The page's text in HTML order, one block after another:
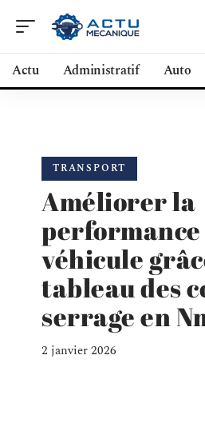
Actu Administratif Auto
TRANSPORT
Améliorer la
véhicule
tableau des
serrage en
2 janvier 2026